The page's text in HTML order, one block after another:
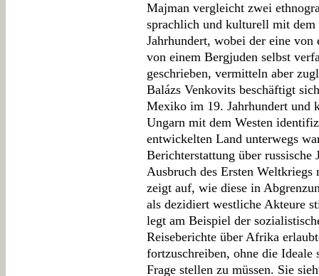
Majman vergleicht zwei
sprachlich und kulturell mit
Jahrhundert, wobei der eine von
von einem Bergjuden selbst
geschrieben, vermitteln aber
Balázs Venkovits beschäftigt
Mexiko im 19. Jahrhundert und
Ungarn mit dem Westen
entwickelten Land unterwegs
Berichterstattung über
Ausbruch des Ersten
zeigt auf, wie diese in
als dezidiert westliche Akteure
legt am Beispiel der
Reiseberichte über Afrika
fortzuschreiben, ohne die
Frage stellen zu müssen. Sie